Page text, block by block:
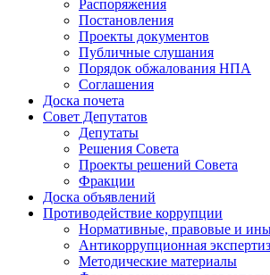
Распоряжения
Постановления
Проекты документов
Публичные слушания
Порядок обжалования НПА
Соглашения
Доска почета
Совет Депутатов
Депутаты
Решения Совета
Проекты решений Совета
Фракции
Доска объявлений
Противодействие коррупции
Нормативные, правовые и
Антикоррупционная
Методические материалы